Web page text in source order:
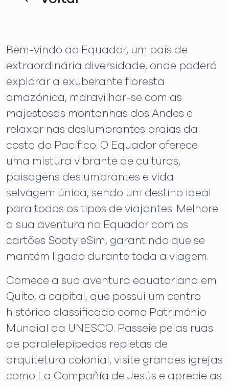
Bem-vindo ao Equador, um país de
extraordinária diversidade, onde poderá
explorar a exuberante floresta
amazónica, maravilhar-se com as
majestosas montanhas dos Andes e
relaxar nas deslumbrantes praias da
costa do Pacífico. O Equador oferece
uma mistura vibrante de culturas,
paisagens deslumbrantes e vida
selvagem única, sendo um destino ideal
para todos os tipos de viajantes. Melhore
a sua aventura no Equador com os
cartões Sooty eSim, garantindo que se
mantém ligado durante toda a viagem.
Comece a sua aventura equatoriana em
Quito, a capital, que possui um centro
histórico classificado como Património
Mundial da UNESCO. Passeie pelas ruas
de paralelepípedos repletas de
arquitetura colonial, visite grandes igrejas
como La Compañía de Jesús e aprecie as